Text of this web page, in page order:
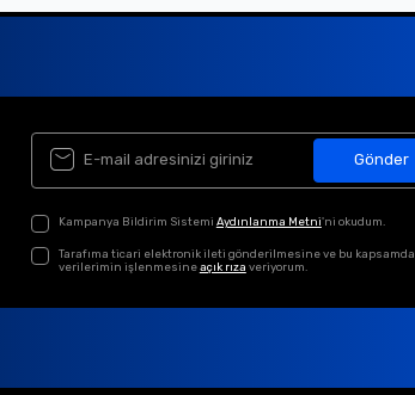
Gönder
Kampanya Bildirim Sistemi Aydınlanma Metni'ni okudum.
Tarafıma ticari elektronik ileti gönderilmesine ve bu kapsamda
verilerimin işlenmesineaçık rıza veriyorum.